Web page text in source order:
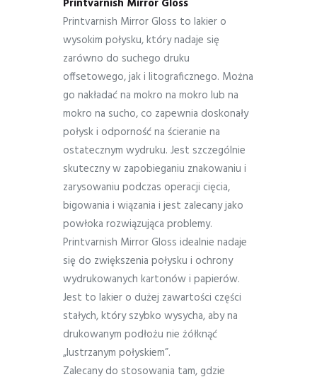
Printvarnish Mirror Gloss
Printvarnish Mirror Gloss to lakier o
wysokim połysku, który nadaje się
zarówno do suchego druku
offsetowego, jak i litograficznego. Można
go nakładać na mokro na mokro lub na
mokro na sucho, co zapewnia doskonały
połysk i odporność na ścieranie na
ostatecznym wydruku. Jest szczególnie
skuteczny w zapobieganiu znakowaniu i
zarysowaniu podczas operacji cięcia,
bigowania i wiązania i jest zalecany jako
powłoka rozwiązująca problemy.
Printvarnish Mirror Gloss idealnie nadaje
się do zwiększenia połysku i ochrony
wydrukowanych kartonów i papierów.
Jest to lakier o dużej zawartości części
stałych, który szybko wysycha, aby na
drukowanym podłożu nie żółknąć
„lustrzanym połyskiem”.
Zalecany do stosowania tam, gdzie